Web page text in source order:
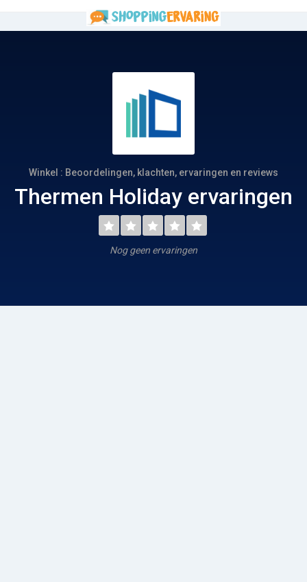
Winkel : Beoordelingen, klachten, ervaringen en reviews
Thermen Holiday ervaringen
Nog geen ervaringen